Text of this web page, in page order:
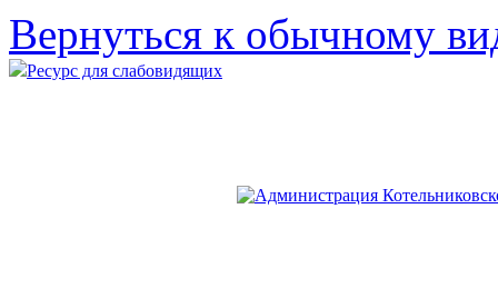
Вернуться к обычному
Ресурс для слабовидящих